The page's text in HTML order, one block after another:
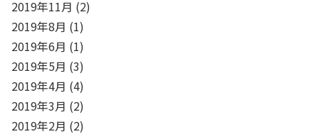
2019年11月 (2)
2019年8月 (1)
2019年6月 (1)
2019年5月 (3)
2019年4月 (4)
2019年3月 (2)
2019年2月 (2)